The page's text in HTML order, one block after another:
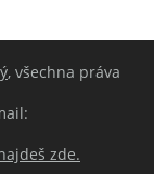
, všechna práva
zde.